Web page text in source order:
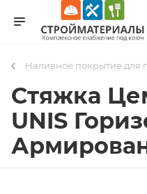
Наливное покрытие для
Стяжка
UNIS